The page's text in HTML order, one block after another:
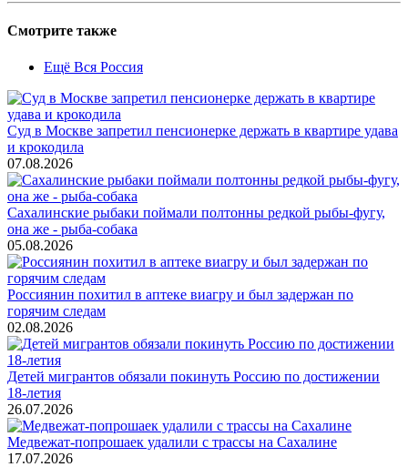
Смотрите также
Ещё Вся Россия
Суд в Москве запретил пенсионерке держать в квартире удава
и крокодила
07.08.2026
Сахалинские рыбаки поймали полтонны редкой рыбы-фугу,
она же - рыба-собака
05.08.2026
Россиянин похитил в аптеке виагру и был задержан по
горячим следам
02.08.2026
Детей мигрантов обязали покинуть Россию по достижении
18-летия
26.07.2026
Медвежат-попрошаек удалили с трассы на Сахалине
17.07.2026